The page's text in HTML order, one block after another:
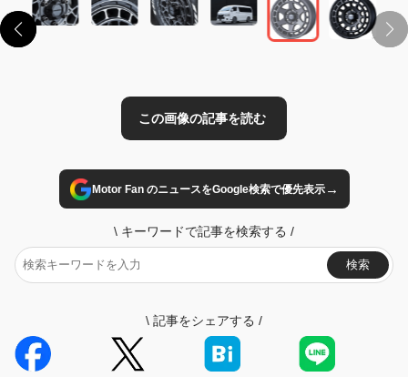
Motor Fan のニュースをGoogle検索で優先表示→
\ キーワードで記事を検索する /
検索
\ 記事をシェアする /